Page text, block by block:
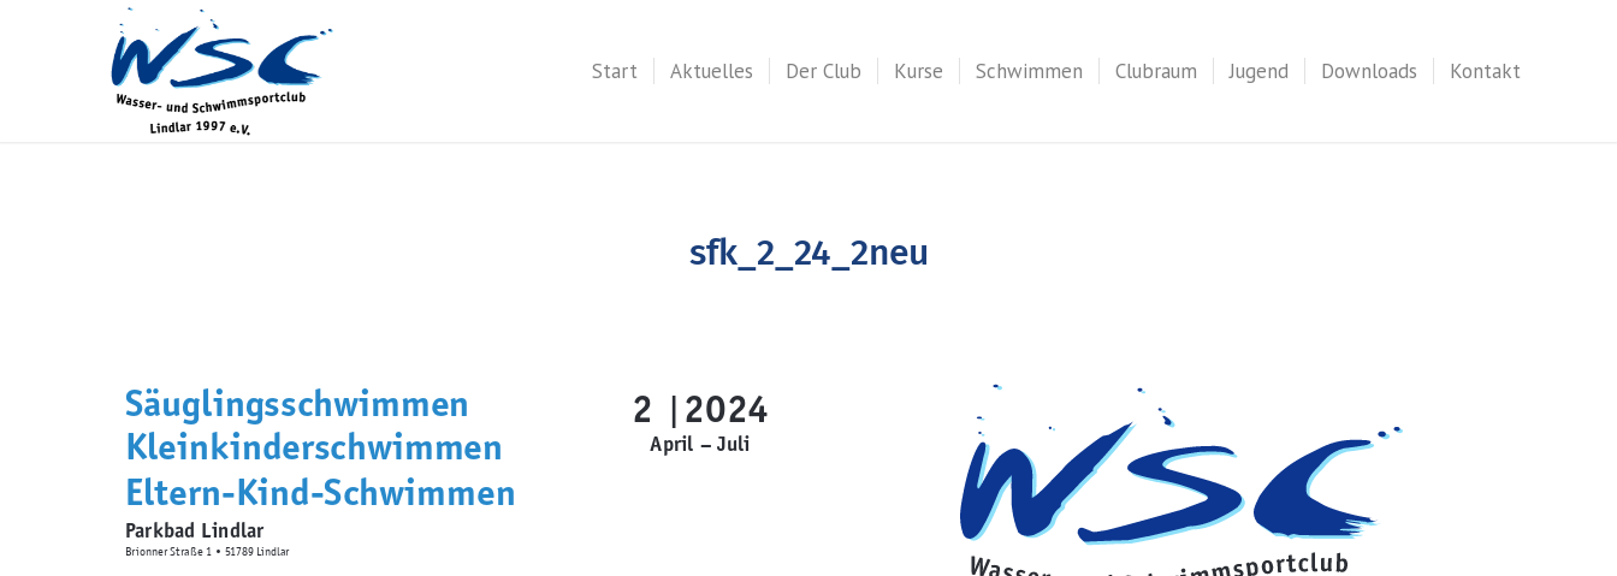
Start Aktuelles Der Club Kurse Schwimmen Clubraum Jugend Downloads Kontakt
sfk_2_24_2neu
Säuglingsschwimmen
Kleinkinderschwimmen
Eltern-Kind-Schwimmen
Parkbad Lindlar
Brionner Straße 1 • 51789 Lindlar
2 | 2024
April – Juli